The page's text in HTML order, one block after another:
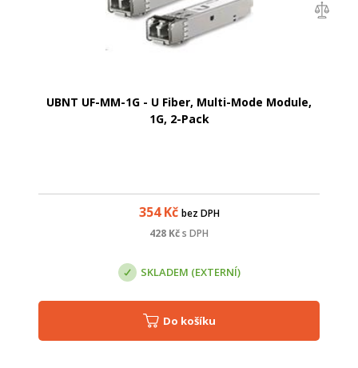
UBNT UF-MM-1G - U Fiber, Multi-Mode Module,
1G, 2-Pack
354Kč bez DPH
428 Kčs DPH
SKLADEM (EXTERNÍ)
Do košíku